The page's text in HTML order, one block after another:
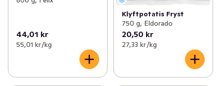
44,01 kr
55,01 kr /kg
Klyftpotatis Fryst
750 g, Eldorado
20,50 kr
27,33 kr /kg